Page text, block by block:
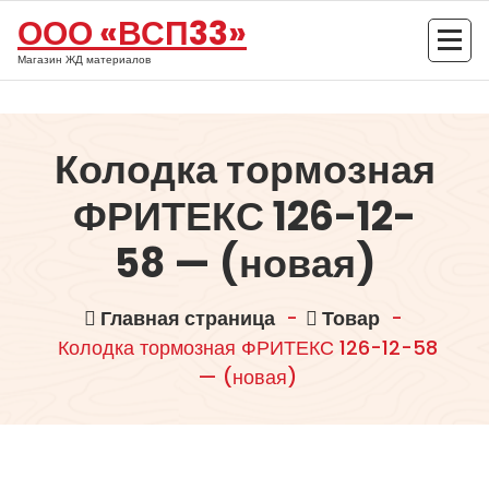
содержимому
ООО «ВСП33»
Магазин ЖД материалов
Колодка тормозная
ФРИТЕКС 126-12-
58 — (новая)
Главная страница- Товар-
Колодка тормозная ФРИТЕКС 126-12-58
— (новая)